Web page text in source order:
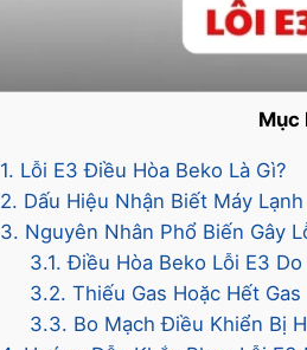
Mục
1. Lỗi E3 Điều Hòa Beko Là Gì?
2. Dấu Hiệu Nhận Biết Máy
3. Nguyên Nhân Phổ Biến Gây
3.1. Điều Hòa Beko Lỗi E3
3.2. Thiếu Gas Hoặc Hết Gas
3.3. Bo Mạch Điều Khiển Bị